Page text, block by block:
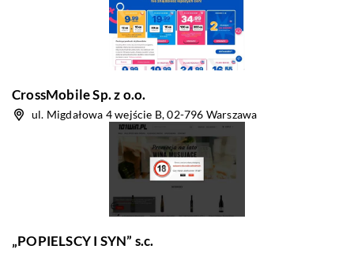
CrossMobile Sp. z o.o.
ul. Migdałowa 4 wejście B, 02-796 Warszawa
„POPIELSCY I SYN” s.c.